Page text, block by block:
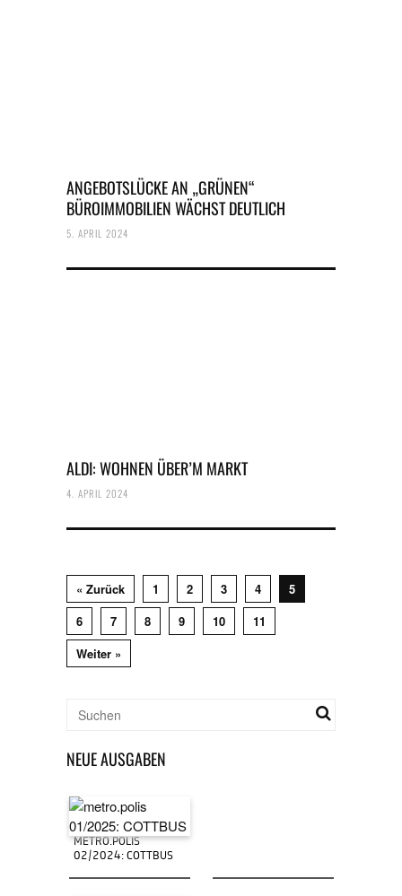
ANGEBOTSLÜCKE AN „GRÜNEN“
BÜROIMMOBILIEN WÄCHST DEUTLICH
5. APRIL 2024
ALDI: WOHNEN ÜBER’M MARKT
4. APRIL 2024
« Zurück 1 2 3 4
5
6
7 8 9 10
11
Weiter »
NEUE AUSGABEN
METRO.POLIS
02/2024: COTTBUS